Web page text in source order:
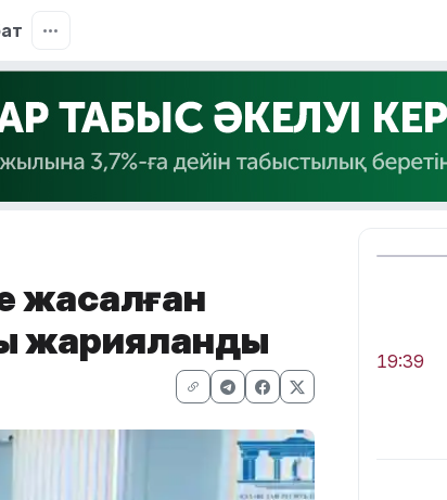
жасалған
жарияланды
19:39